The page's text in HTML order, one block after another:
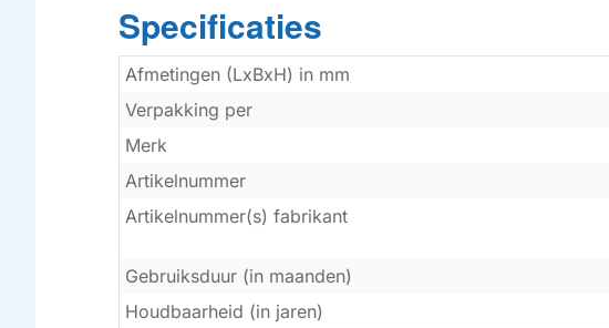
Specificaties
Afmetingen (LxBxH) in mm
Verpakking per
Merk
Artikelnummer
Artikelnummer(s) fabrikant
Gebruiksduur (in maanden)
Houdbaarheid (in jaren)